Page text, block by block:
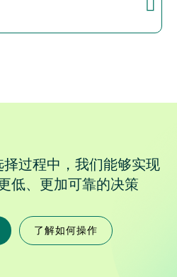
过程中，我们能够实现
低、更加可靠的决策
了解如何操作